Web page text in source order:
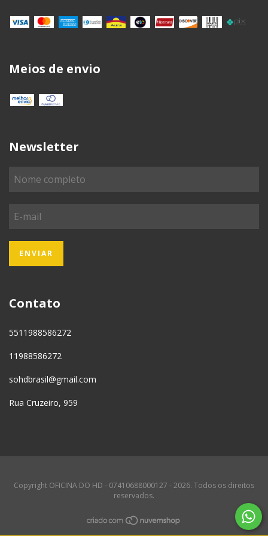
Meios de envio
Newsletter
Contato
5511988586272
11988586272
sohdbrasil@gmail.com
Rua Cruzeiro, 959
Copyright OFICINA DO HD - 07410688000127 - 2026. Todos os direitos
reservados.